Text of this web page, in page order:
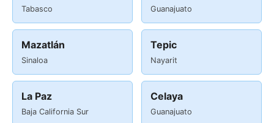
Tabasco Guanajuato
Mazatlán
Sinaloa
Tepic
Nayarit
La Paz
Baja California Sur
Celaya
Guanajuato